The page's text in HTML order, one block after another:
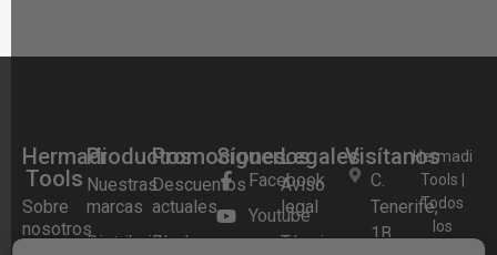
Hermadi
Tools
Sobre
nosotros
Productos
Nuestras
marcas
Distribuidor
Promociones
Descuentos
actuales
Black
Síguenos
Facebook
Youtube
Legales
Aviso
legal
Términos y
Visítanos
C.
Tenerife,
1B,
Hermadi
Tools |
Todos
los